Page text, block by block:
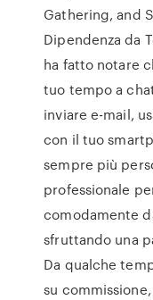
Gathering, and
Dipendenza da
ha fatto notare
tuo tempo a
inviare e-mail,
con il tuo
sempre più
professionale
comodamente
sfruttando una
Da qualche
su